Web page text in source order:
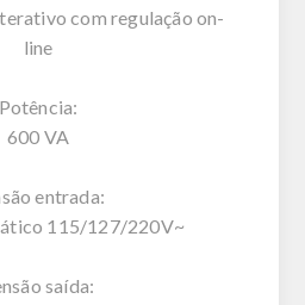
com regulação on-
line
Potência:
600 VA
entrada:
115/127/220V~
saída: